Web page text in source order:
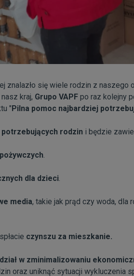
znalazło się wiele rodzin z naszego
kraj, Grupo VAPF po raz kolejny
"Pilna pomoc najbardziej
rodzin i będzie
.
dla dzieci.
media, takie jak prąd czy woda, dla
czynszu za mieszkanie.
w zminimalizowaniu
oraz uniknąć sytuacji wykluczenia